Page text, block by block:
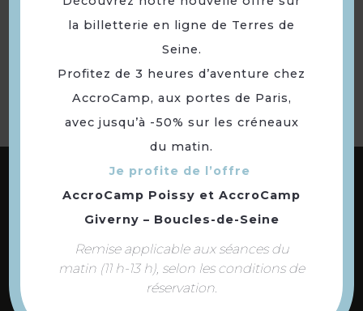
Retourner
à la sélection
ABONNEZ-VOUS À NOTRE NEWSLETTER
DÉCOUVREZ LES
73 COMMUNES
DE NOTRE TERRITOIRE
la billetterie en ligne de Terres de
Seine.
Profitez de 3 heures d’aventure chez
AccroCamp, aux portes de Paris,
avec jusqu’à -50% sur les créneaux
du matin.
Je profite de l’offre
AccroCamp Poissy et AccroCamp
Giverny – Boucles-de-Seine
Remise applicable aux séances du
matin (11 h-13 h), selon les conditions de
réservation.